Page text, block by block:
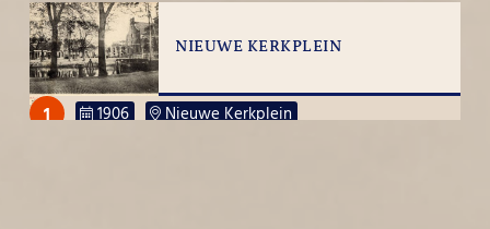
NIEUWE KERKPLEIN
1 1906 Nieuwe Kerkplein